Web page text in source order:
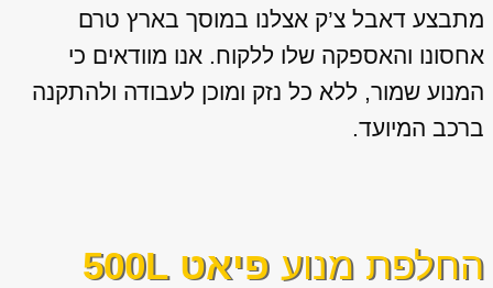
מתבצע דאבל צ’ק אצלנו במוסך בארץ טרם
אחסונו והאספקה שלו ללקוח. אנו מוודאים כי
המנוע שמור, ללא כל נזק ומוכן לעבודה ולהתקנה
ברכב המיועד.
החלפת מנוע פיאט 500L